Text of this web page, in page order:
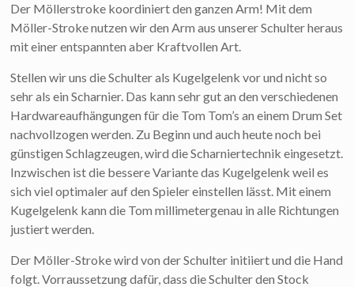
Der Möllerstroke koordiniert den ganzen Arm! Mit dem
Möller-Stroke nutzen wir den Arm aus unserer Schulter heraus
mit einer entspannten aber Kraftvollen Art.
Stellen wir uns die Schulter als Kugelgelenk vor und nicht so
sehr als ein Scharnier. Das kann sehr gut an den verschiedenen
Hardwareaufhängungen für die Tom Tom’s an einem Drum Set
nachvollzogen werden. Zu Beginn und auch heute noch bei
günstigen Schlagzeugen, wird die Scharniertechnik eingesetzt.
Inzwischen ist die bessere Variante das Kugelgelenk weil es
sich viel optimaler auf den Spieler einstellen lässt. Mit einem
Kugelgelenk kann die Tom millimetergenau in alle Richtungen
justiert werden.
Der Möller-Stroke wird von der Schulter initiiert und die Hand
folgt. Vorraussetzung dafür, dass die Schulter den Stock